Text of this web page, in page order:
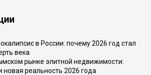
в России: почему 2026 год стал
века
рынке элитной недвижимости:
новая реальность 2026 года